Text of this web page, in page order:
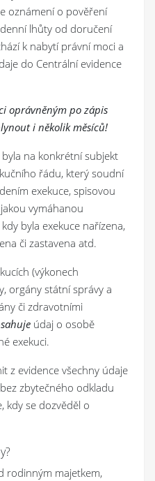
oznámení o pověření
lhůty od doručení
k nabytí právní moci a
do Centrální evidence
oprávněným po zápis
i několik měsíců!
byla na konkrétní subjekt
řádu, který soudní
exekuce, spisovou
vymáhanou
byla exekuce nařízena,
či zastavena atd.
(výkonech
orgány státní správy a
či zdravotními
údaj o osobě
exekuci.
z evidence všechny údaje
zbytečného odkladu
kdy se dozvěděl o
rodinným majetkem,